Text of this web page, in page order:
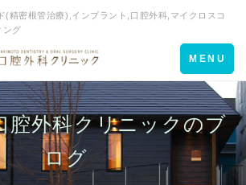
(精密根管治療),インプラント,口腔外科,マイクロスコ
ング
Toggle
navigation
MENU
腔外科クリニックのブ
ログ